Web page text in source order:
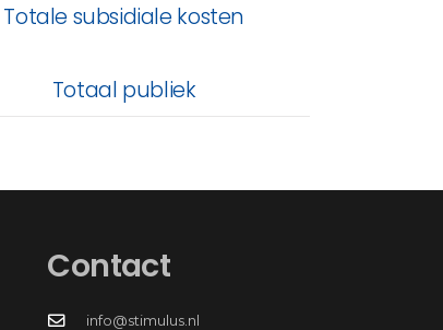
Totale subsidiale kosten
Totaal publiek
Contact
info@stimulus.nl